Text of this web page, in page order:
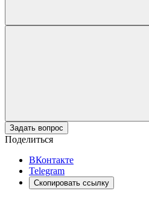
Задать вопрос
Поделиться
ВКонтакте
Telegram
Скопировать ссылку